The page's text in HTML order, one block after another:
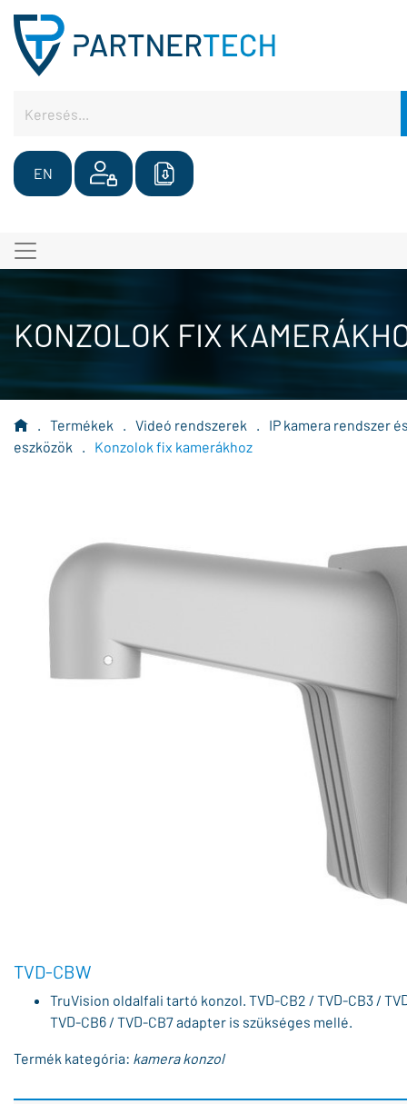
EN
KONZOLOK FIX
. Termékek . Videó rendszerek .
IP kamera rendszer
eszközök
. Konzolok fix kamerákhoz
TVD-CBW
TruVision oldalfali tartó konzol. TVD-CB2 / TVD-CB3 /
TVD-CB6 / TVD-CB7 adapter is szükséges mellé.
Termék kategória: kamera konzol